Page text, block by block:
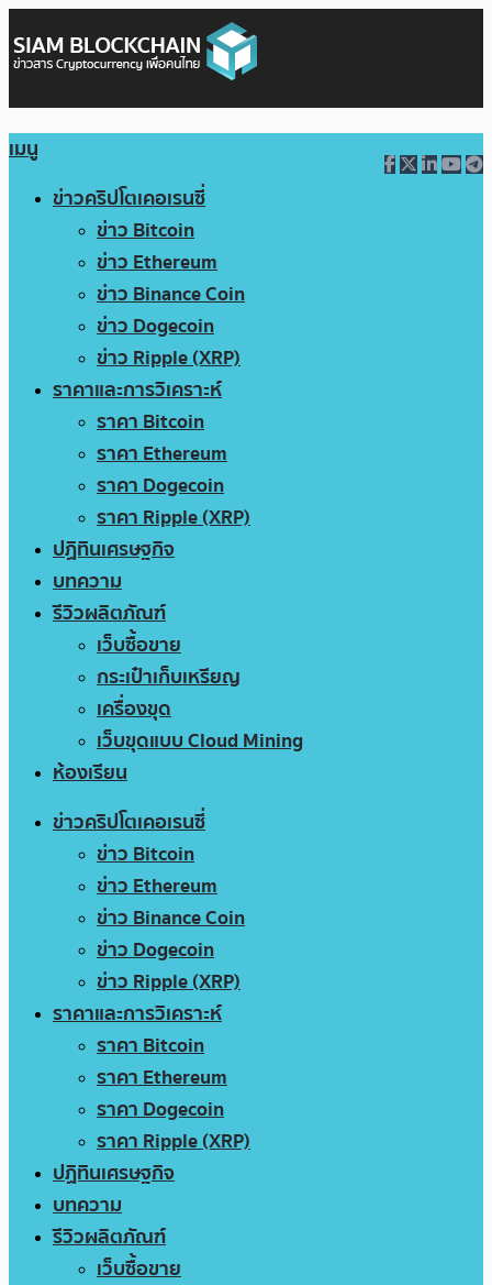
เมนู
ข่าวคริปโตเคอเรนซี่
ข่าว Bitcoin
ข่าว Ethereum
ข่าว Binance Coin
ข่าว Dogecoin
ข่าว Ripple (XRP)
ราคาและการวิเคราะห์
ราคา Bitcoin
ราคา Ethereum
ราคา Dogecoin
ราคา Ripple (XRP)
ปฏิทินเศรษฐกิจ
บทความ
รีวิวผลิตภัณฑ์
เว็บซื้อขาย
กระเป๋าเก็บเหรียญ
เครื่องขุด
เว็บขุดแบบ Cloud Mining
ห้องเรียน
ข่าวคริปโตเคอเรนซี่
ข่าว Bitcoin
ข่าว Ethereum
ข่าว Binance Coin
ข่าว Dogecoin
ข่าว Ripple (XRP)
ราคาและการวิเคราะห์
ราคา Bitcoin
ราคา Ethereum
ราคา Dogecoin
ราคา Ripple (XRP)
ปฏิทินเศรษฐกิจ
บทความ
รีวิวผลิตภัณฑ์
เว็บซื้อขาย